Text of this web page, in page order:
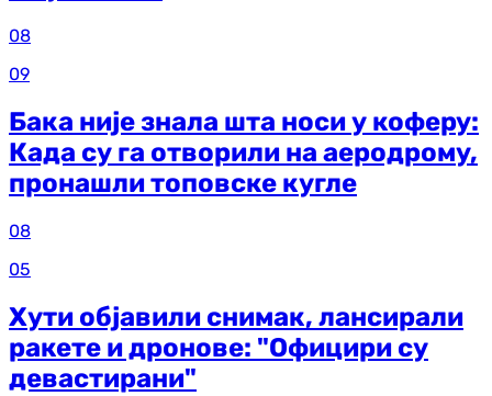
08
09
Бака није знала шта носи у коферу:
Када су га отворили на аеродрому,
пронашли топовске кугле
08
05
Хути објавили снимак, лансирали
ракете и дронове: "Официри су
девастирани"